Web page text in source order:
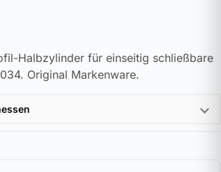
Halbzylinder für einseitig schließbare
Original Markenware.